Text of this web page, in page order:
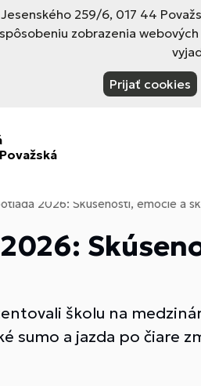
259/6, 017 44
zobrazenia
Prijať cookies
2026: Skúsenosti, emócie a
školu na
sumo a jazda po čiare